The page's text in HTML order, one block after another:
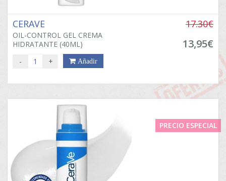
CERAVE
OIL-CONTROL GEL CREMA
HIDRATANTE (40ML)
17.30€
13,95€
- + Añadir
PRECIO ESPECIAL